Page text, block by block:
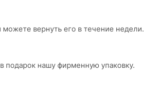
вернуть его в течение недели.
подарок нашу фирменную упаковку.